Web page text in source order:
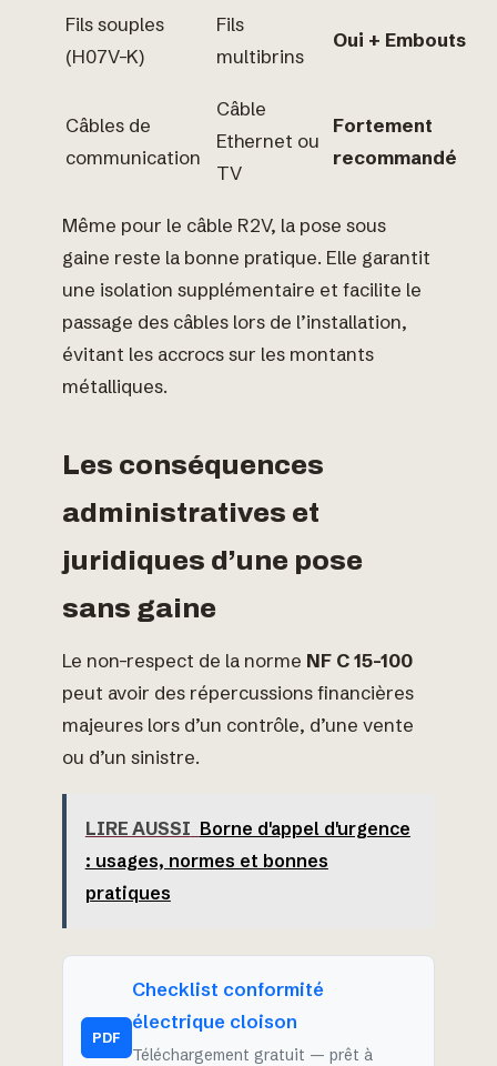
Fils souples
(H07V-K)
Fils
multibrins
Oui + Embouts
Câbles de
communication
Câble
Ethernet ou
TV
Fortement
recommandé
Même pour le câble R2V, la pose sous
gaine reste la bonne pratique. Elle garantit
une isolation supplémentaire et facilite le
passage des câbles lors de l’installation,
évitant les accrocs sur les montants
métalliques.
Les conséquences
administratives et
juridiques d’une pose
sans gaine
Le non-respect de la norme NF C 15-100
peut avoir des répercussions financières
majeures lors d’un contrôle, d’une vente
ou d’un sinistre.
LIRE AUSSI Borne d'appel d'urgence
: usages, normes et bonnes
pratiques
PDF
Checklist conformité
électrique cloison
Téléchargement gratuit — prêt à